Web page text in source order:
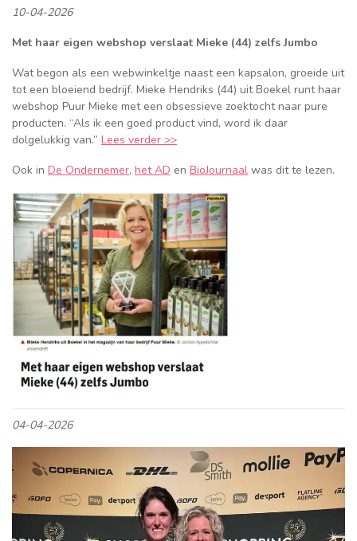
10-04-2026
Met haar eigen webshop verslaat Mieke (44) zelfs Jumbo
Wat begon als een webwinkeltje naast een kapsalon, groeide uit
tot een bloeiend bedrijf. Mieke Hendriks (44) uit Boekel runt haar
webshop Puur Mieke met een obsessieve zoektocht naar pure
producten. “Als ik een goed product vind, word ik daar
dolgelukkig van.” Lees verder >>
Ook in De Ondernemer, het AD en BioJournaal was dit te lezen.
04-04-2026